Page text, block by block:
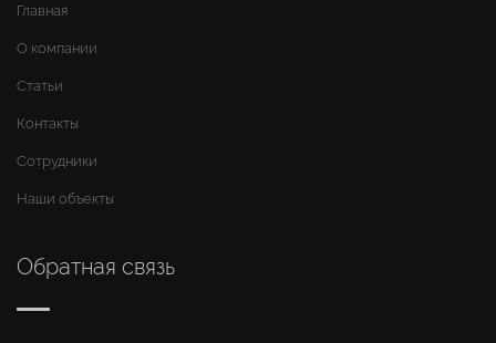
Главная
О компании
Статьи
Контакты
Сотрудники
Наши объекты
Обратная связь